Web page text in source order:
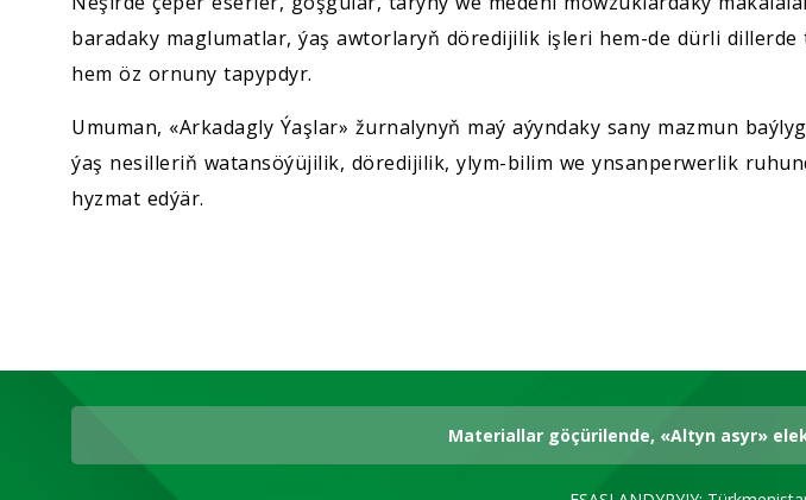
baradaky maglumatlar, ýaş awtorlaryň döredijilik işleri hem-de dürli dillerde
hem öz ornuny tapypdyr.
Umuman, «Arkadagly Ýaşlar» žurnalynyň maý aýyndaky sany mazmun
ýaş nesilleriň watansöýüjilik, döredijilik, ylym-bilim we ynsanperwerlik
hyzmat edýär.
Materiallar göçürilende, «Altyn asyr»